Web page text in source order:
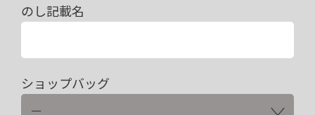
のし記載名
ショップバッグ